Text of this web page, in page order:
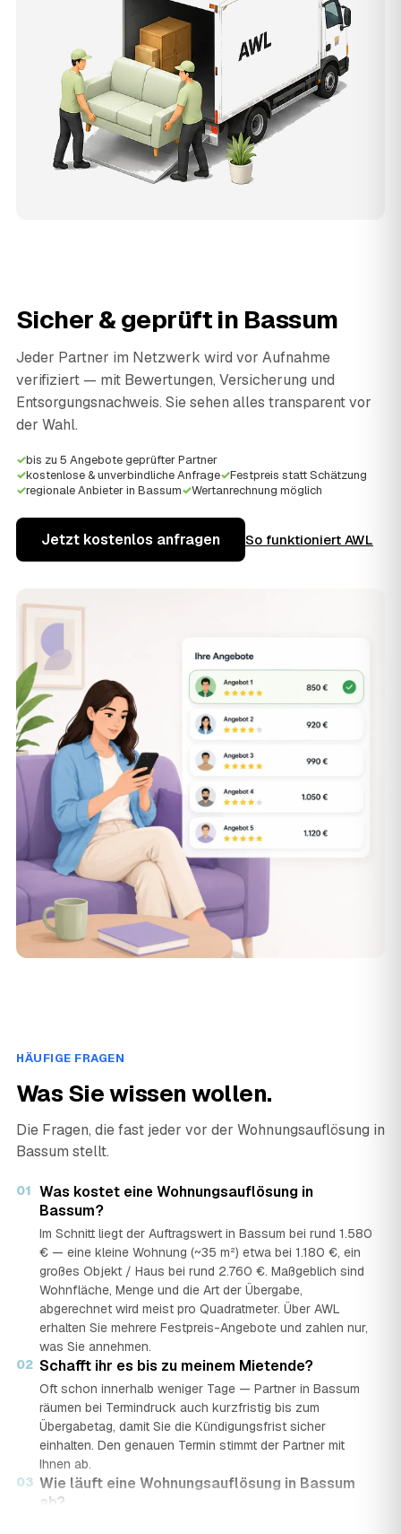
Sicher & geprüft in Bassum
Jeder Partner im Netzwerk wird vor Aufnahme
verifiziert — mit Bewertungen, Versicherung und
Entsorgungsnachweis. Sie sehen alles transparent vor
der Wahl.
✓bis zu 5 Angebote geprüfter Partner
✓kostenlose & unverbindliche Anfrage✓Festpreis statt Schätzung
✓regionale Anbieter in Bassum✓Wertanrechnung möglich
Jetzt kostenlos anfragen So funktioniert AWL
HÄUFIGE FRAGEN
Was Sie wissen wollen.
Die Fragen, die fast jeder vor der Wohnungsauflösung in
Bassum stellt.
01 Was kostet eine Wohnungsauflösung in
Bassum?
Im Schnitt liegt der Auftragswert in Bassum bei rund 1.580
€ — eine kleine Wohnung (~35 m²) etwa bei 1.180 €, ein
großes Objekt / Haus bei rund 2.760 €. Maßgeblich sind
Wohnfläche, Menge und die Art der Übergabe,
abgerechnet wird meist pro Quadratmeter. Über AWL
erhalten Sie mehrere Festpreis-Angebote und zahlen nur,
was Sie annehmen.
02 Schafft ihr es bis zu meinem Mietende?
Oft schon innerhalb weniger Tage — Partner in Bassum
räumen bei Termindruck auch kurzfristig bis zum
Übergabetag, damit Sie die Kündigungsfrist sicher
einhalten. Den genauen Termin stimmt der Partner mit
Ihnen ab.
03 Wie läuft eine Wohnungsauflösung in Bassum
ab?